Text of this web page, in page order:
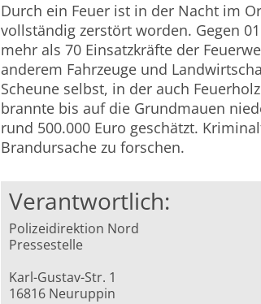
Durch ein Feuer ist in der Nacht im
vollständig zerstört worden. Gegen
mehr als 70 Einsatzkräfte der
anderem Fahrzeuge und
Scheune selbst, in der auch
brannte bis auf die Grundmauen
rund 500.000 Euro geschätzt.
Brandursache zu forschen.
Verantwortlich:
Polizeidirektion Nord
Pressestelle
Karl-Gustav-Str. 1
16816 Neuruppin